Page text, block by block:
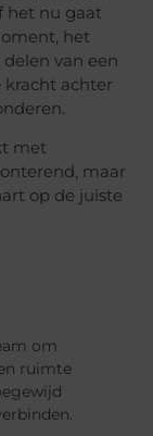
het nu gaat
het
van een
kracht achter
met
maar
op de juiste
om
ruimte